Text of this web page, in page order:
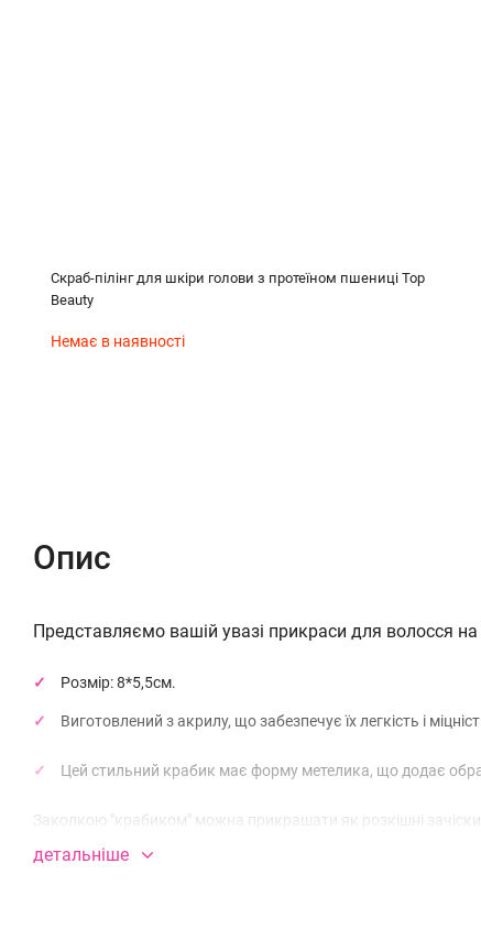
Скраб-пілінг для шкіри голови з протеїном пшениці Top
Beauty
Немає в наявності
Опис
Представляємо вашій увазі прикраси для волосся
Розмір:8*5,5см.
Виготовлений з акрилу, що забезпечує їх легкість і
Цей стильний крабик має форму метелика, що додає
Заколкою "крабиком" можна прикрашати як розкішні
заколюєте і прикрашаєте своє волосся, і ваш образ відразу
детальніше